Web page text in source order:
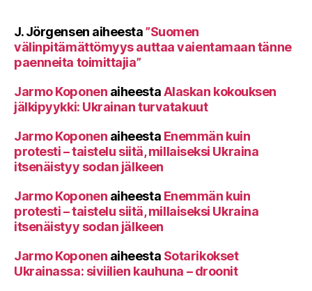
J. Jörgensen aiheesta”Suomen
välinpitämättömyys auttaa vaientamaan tänne
paenneita toimittajia”
Jarmo Koponen aiheestaAlaskan kokouksen
jälkipyykki: Ukrainan turvatakuut
Jarmo Koponen aiheesta Enemmän kuin
protesti – taistelu siitä, millaiseksi Ukraina
itsenäistyy sodan jälkeen
Jarmo Koponen aiheesta Enemmän kuin
protesti – taistelu siitä, millaiseksi Ukraina
itsenäistyy sodan jälkeen
Jarmo Koponen aiheesta Sotarikokset
Ukrainassa: siviilien kauhuna – droonit